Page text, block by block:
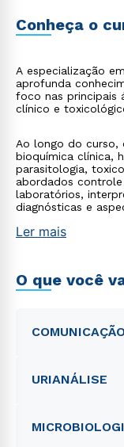
Conheça o
A especialização em
aprofunda
foco nas principais
clínico e
Ao longo do curso,
bioquímica clínica,
parasitologia,
abordados
laboratórios,
diagnósticas e
Ler mais
O que você
URIANÁLISE